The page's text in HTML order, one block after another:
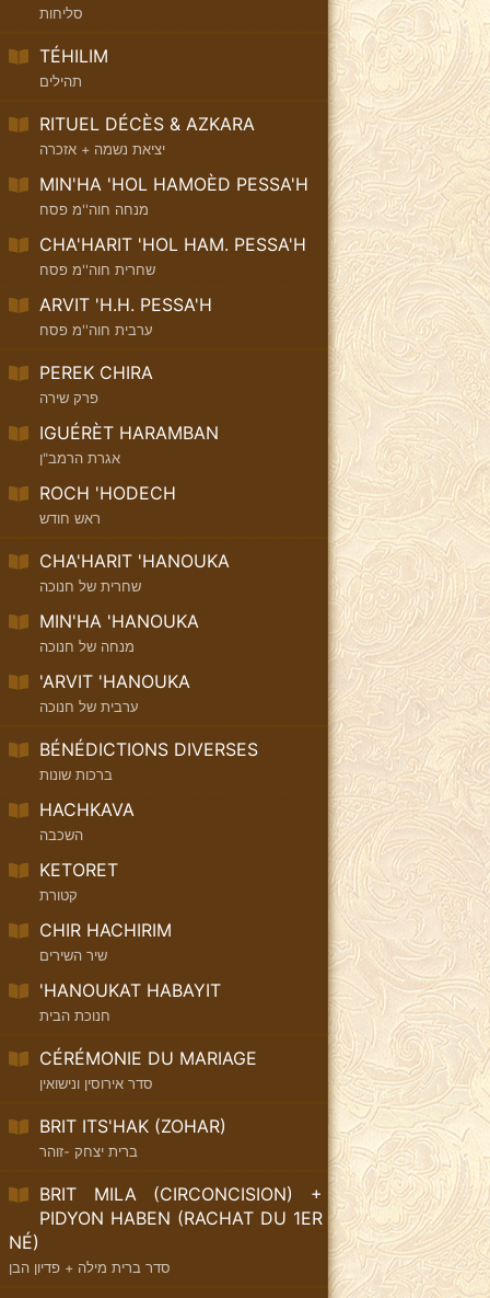
סליחות
TÉHILIM
תהילים
RITUEL DÉCÈS & AZKARA
יציאת נשמה + אזכרה
MIN'HA 'HOL HAMOÈD PESSA'H
מנחה חוה''מ פסח
CHA'HARIT 'HOL HAM. PESSA'H
שחרית חוה''מ פסח
ARVIT 'H.H. PESSA'H
ערבית חוה''מ פסח
PEREK CHIRA
פרק שירה
IGUÉRÈT HARAMBAN
אגרת הרמב"ן
ROCH 'HODECH
ראש חודש
CHA'HARIT 'HANOUKA
שחרית של חנוכה
MIN'HA 'HANOUKA
מנחה של חנוכה
'ARVIT 'HANOUKA
ערבית של חנוכה
BÉNÉDICTIONS DIVERSES
ברכות שונות
HACHKAVA
השכבה
KETORET
קטורת
CHIR HACHIRIM
שיר השירים
'HANOUKAT HABAYIT
חנוכת הבית
CÉRÉMONIE DU MARIAGE
סדר אירוסין ונישואין
BRIT ITS'HAK (ZOHAR)
ברית יצחק -זוהר
BRIT MILA (CIRCONCISION) +
PIDYON HABEN (RACHAT DU 1ER
NÉ)
סדר ברית מילה + פדיון הבן